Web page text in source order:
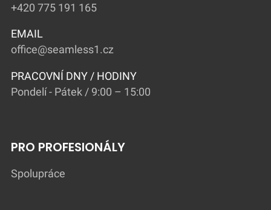
+420 775 191 165
EMAIL
office@seamless1.cz
PRACOVNÍ DNY / HODINY
Pondelí - Pátek / 9:00 – 15:00
PRO PROFESIONÁLY
Spolupráce